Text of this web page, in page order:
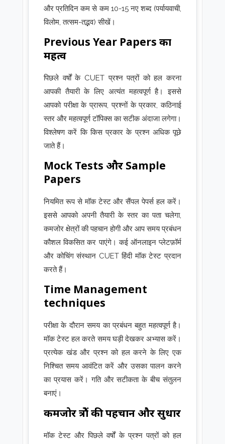
और प्रतिदिन कम से कम 10-15 नए शब्द (पर्यायवाची,
विलोम, तत्सम-तद्भव) सीखें।
Previous Year Papers का
महत्व
पिछले वर्षों के CUET प्रश्न पत्रों को हल करना
आपकी तैयारी के लिए अत्यंत महत्वपूर्ण है। इससे
आपको परीक्षा के प्रारूप, प्रश्नों के प्रकार, कठिनाई
स्तर और महत्वपूर्ण टॉपिक्स का सटीक अंदाजा लगेगा।
विश्लेषण करें कि किस प्रकार के प्रश्न अधिक पूछे
जाते हैं।
Mock Tests और Sample
Papers
नियमित रूप से मॉक टेस्ट और सैंपल पेपर्स हल करें।
इससे आपको अपनी तैयारी के स्तर का पता चलेगा,
कमजोर क्षेत्रों की पहचान होगी और आप समय प्रबंधन
कौशल विकसित कर पाएंगे। कई ऑनलाइन प्लेटफ़ॉर्म
और कोचिंग संस्थान CUET हिंदी मॉक टेस्ट प्रदान
करते हैं।
Time Management
techniques
परीक्षा के दौरान समय का प्रबंधन बहुत महत्वपूर्ण है।
मॉक टेस्ट हल करते समय घड़ी देखकर अभ्यास करें।
प्रत्येक खंड और प्रश्न को हल करने के लिए एक
निश्चित समय आवंटित करें और उसका पालन करने
का प्रयास करें। गति और सटीकता के बीच संतुलन
बनाएं।
कमजोर क्षेत्रों की पहचान और सुधार
मॉक टेस्ट और पिछले वर्षों के प्रश्न पत्रों को हल